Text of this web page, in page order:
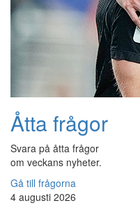
Åtta frågor
Svara på åtta frågor
om veckans nyheter.
Gå till frågorna
4 augusti 2026